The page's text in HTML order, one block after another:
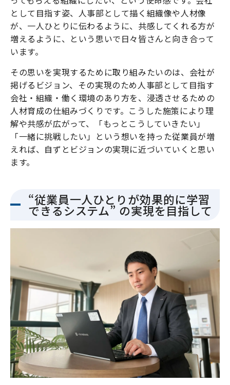
として目指す姿、人事部として描く組織像や人材像
が、一人ひとりに伝わるように、共感してくれる方が
増えるように、という思いで日々皆さんと向き合って
います。
その思いを実現するために取り組みたいのは、会社が
掲げるビジョン、その実現のため人事部として目指す
会社・組織・働く環境のあり方を、浸透させるための
人材育成の仕組みづくりです。こうした施策により理
解や共感が広がって、「もっとこうしていきたい」
「一緒に挑戦したい」という想いを持った従業員が増
えれば、自ずとビジョンの実現に近づいていくと思い
ます。
“従業員一人ひとりが効果的に学習
できるシステム” の実現を目指して